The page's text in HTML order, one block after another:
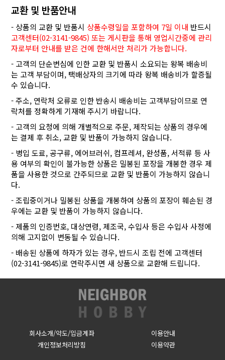
교환 및 반품안내
- 상품의 교환 및 반품시 상품수령일을 포함하여 7일 이내 반드시
고객센터(02-3141-9845) 또는 게시판을 통해 영업시간중에 관리
자로부터 안내를 받은 건에 한해서만 처리가 가능합니다.
- 고객의 단순변심에 인한 교환 및 반품시 소요되는 왕복 배송비
는 고객 부담이며, 택배상자의 크기에 따라 왕복 배송비가 할증될
수 있습니다.
- 주소, 연락처 오류로 인한 반송시 배송비는 고객부담이므로 연
락처를 정확하게 기재해 주시기 바랍니다.
- 고객의 요청에 의해 개별적으로 주문, 제작되는 상품의 경우에
는 결제 후 취소, 교환 및 반품이 가능하지 않습니다.
- 병입 도료, 공구류, 에어브러쉬, 컴프레셔, 완성품, 서적류 등 사
용 여부의 확인이 불가능한 상품은 밀봉된 포장을 개봉한 경우 제
품을 사용한 것으로 간주되므로 교환 및 반품이 가능하지 않습니
다.
- 조립중이거나 밀봉된 상품을 개봉하여 상품의 포장이 훼손된 경
우에는 교환 및 반품이 가능하지 않습니다.
- 제품의 인증번호, 대상연령, 제조국, 수입사 등은 수입사 사정에
의해 고지없이 변동될 수 있습니다.
- 배송된 상품에 하자가 있는 경우, 반드시 조립 전에 고객센터
(02-3141-9845)로 연락주시면 새 상품으로 교환해 드립니다.
회사소개/약도/입금계좌
이용안내
개인정보처리방침
이용약관